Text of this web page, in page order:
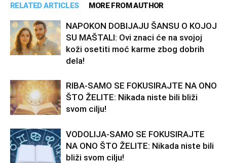
RELATED ARTICLES MORE FROM AUTHOR
NAPOKON DOBIJAJU ŠANSU O KOJOJ
SU MAŠTALI: Ovi znaci će na svojoj
koži osetiti moć karme zbog dobrih
dela!
RIBA-SAMO SE FOKUSIRAJTE NA ONO
ŠTO ŽELITE: Nikada niste bili bliži
svom cilju!
VODOLIJA-SAMO SE FOKUSIRAJTE
NA ONO ŠTO ŽELITE: Nikada niste bili
bliži svom cilju!